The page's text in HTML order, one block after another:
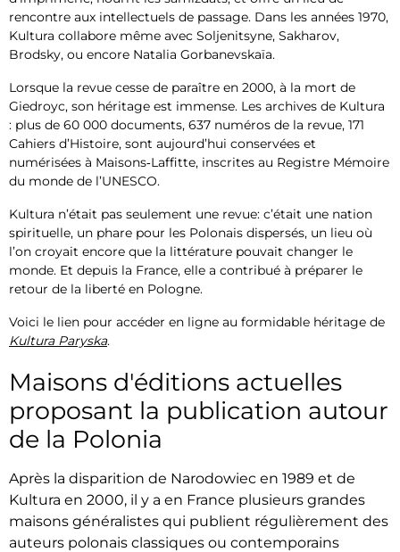
rencontre aux intellectuels de passage. Dans les années 1970,
Kultura collabore même avec Soljenitsyne, Sakharov,
Brodsky, ou encore Natalia Gorbanevskaïa.
Lorsque la revue cesse de paraître en 2000, à la mort de
Giedroyc, son héritage est immense. Les archives de Kultura
: plus de 60 000 documents, 637 numéros de la revue, 171
Cahiers d’Histoire, sont aujourd’hui conservées et
numérisées à Maisons‑Laffitte, inscrites au Registre Mémoire
du monde de l’UNESCO.
Kultura n’était pas seulement une revue: c’était une nation
spirituelle, un phare pour les Polonais dispersés, un lieu où
l’on croyait encore que la littérature pouvait changer le
monde. Et depuis la France, elle a contribué à préparer le
retour de la liberté en Pologne.
Voici le lien pour accéder en ligne au formidable héritage de
Kultura Paryska.
Maisons d'éditions actuelles
proposant la publication autour
de la Polonia
Après la disparition de Narodowiec en 1989 et de
Kultura en 2000, il y a en France plusieurs grandes
maisons généralistes qui publient régulièrement des
auteurs polonais classiques ou contemporains